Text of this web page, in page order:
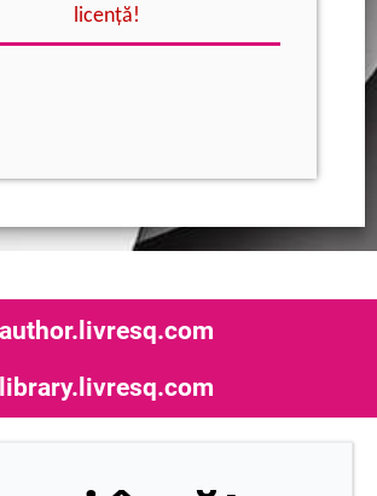
licență!
author.livresq.com
library.livresq.com